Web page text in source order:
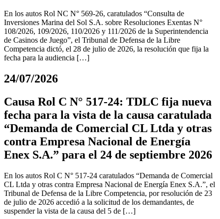
En los autos Rol NC N° 569-26, caratulados “Consulta de
Inversiones Marina del Sol S.A. sobre Resoluciones Exentas N°
108/2026, 109/2026, 110/2026 y 111/2026 de la Superintendencia
de Casinos de Juego”, el Tribunal de Defensa de la Libre
Competencia dictó, el 28 de julio de 2026, la resolución que fija la
fecha para la audiencia […]
24/07/2026
Causa Rol C N° 517-24: TDLC fija nueva
fecha para la vista de la causa caratulada
“Demanda de Comercial CL Ltda y otras
contra Empresa Nacional de Energía
Enex S.A.” para el 24 de septiembre 2026
En los autos Rol C N° 517-24 caratulados “Demanda de Comercial
CL Ltda y otras contra Empresa Nacional de Energía Enex S.A.”, el
Tribunal de Defensa de la Libre Competencia, por resolución de 23
de julio de 2026 accedió a la solicitud de los demandantes, de
suspender la vista de la causa del 5 de […]